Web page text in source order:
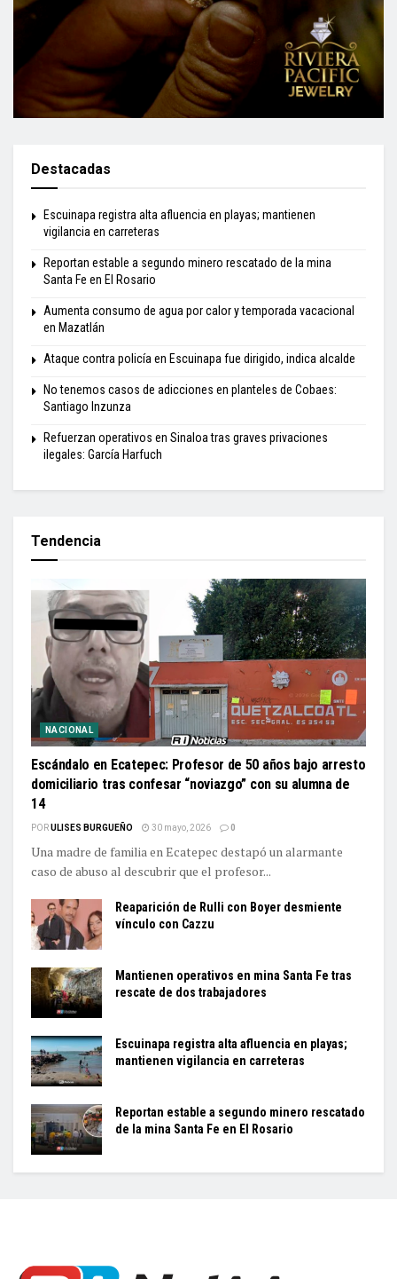
Destacadas
Escuinapa registra alta afluencia en playas; mantienen
vigilancia en carreteras
Reportan estable a segundo minero rescatado de la mina
Santa Fe en El Rosario
Aumenta consumo de agua por calor y temporada vacacional
en Mazatlán
Ataque contra policía en Escuinapa fue dirigido, indica alcalde
No tenemos casos de adicciones en planteles de Cobaes:
Santiago Inzunza
Refuerzan operativos en Sinaloa tras graves privaciones
ilegales: García Harfuch
Tendencia
NACIONAL
Escándalo en Ecatepec: Profesor de 50 años bajo arresto
domiciliario tras confesar “noviazgo” con su alumna de
14
PORULISES BURGUEÑO 30 mayo, 2026 0
Una madre de familia en Ecatepec destapó un alarmante
caso de abuso al descubrir que el profesor...
Reaparición de Rulli con Boyer desmiente
vínculo con Cazzu
Mantienen operativos en mina Santa Fe tras
rescate de dos trabajadores
Escuinapa registra alta afluencia en playas;
mantienen vigilancia en carreteras
Reportan estable a segundo minero rescatado
de la mina Santa Fe en El Rosario